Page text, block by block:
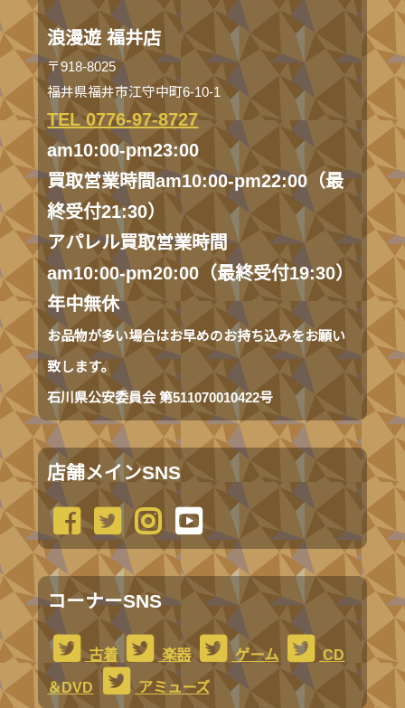
浪漫遊 福井店
〒918-8025
福井県福井市江守中町6-10-1
TEL 0776-97-8727
am10:00-pm23:00
買取営業時間am10:00-pm22:00（最
終受付21:30）
アパレル買取営業時間
am10:00-pm20:00（最終受付19:30）
年中無休
お品物が多い場合はお早めのお持ち込みをお願い
致します。
石川県公安委員会 第511070010422号
店舗メインSNS
コーナーSNS
古着 楽器 ゲーム
CD
＆DVD
アミューズ